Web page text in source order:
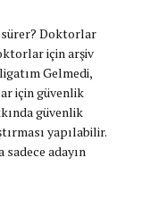
sürer? Doktorlar
için arşiv
Gelmedi,
için güvenlik
güvenlik
yapılabilir.
adayın